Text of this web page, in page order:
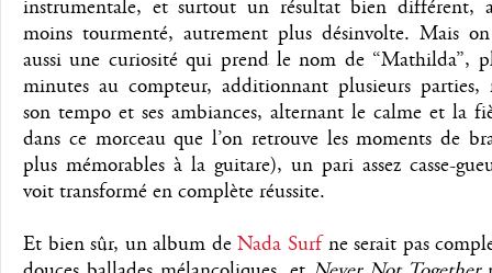
instrumentale, et surtout un résultat bien différent,
moins tourmenté, autrement plus désinvolte. Mais
aussi une curiosité qui prend le nom de “Mathilda”,
minutes au compteur, additionnant plusieurs parties,
son tempo et ses ambiances, alternant le calme et la
dans ce morceau que l’on retrouve les moments de
plus mémorables à la guitare), un pari assez casse-
voit transformé en complète réussite.
Et bien sûr, un album deNada Surfne serait pas